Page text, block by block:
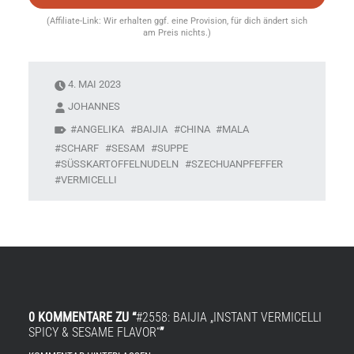
(Affiliate-Link: Wir erhalten ggf. eine Provision, für dich ändert sich
am Preis nichts.)
4. MAI 2023
JOHANNES
ANGELIKA
BAIJIA CHINA
MALA
SCHARF
SESAM
SUPPE
SÜSSKARTOFFELNUDELN
SZECHUANPFEFFER
VERMICELLI
0 KOMMENTARE ZU “#2558: BAIJIA „INSTANT VERMICELLI
SPICY & SESAME FLAVOR“”